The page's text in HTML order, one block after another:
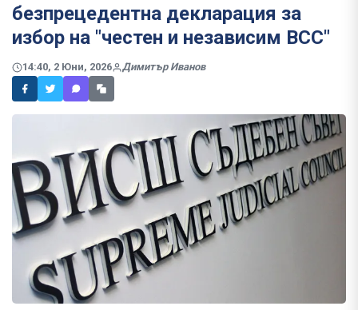
безпрецедентна декларация за
избор на "честен и независим ВСС"
14:40, 2 Юни, 2026 Димитър Иванов